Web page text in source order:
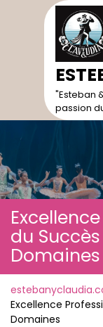
"Esteban
passion
du
Domaines
Excellence
Domaines